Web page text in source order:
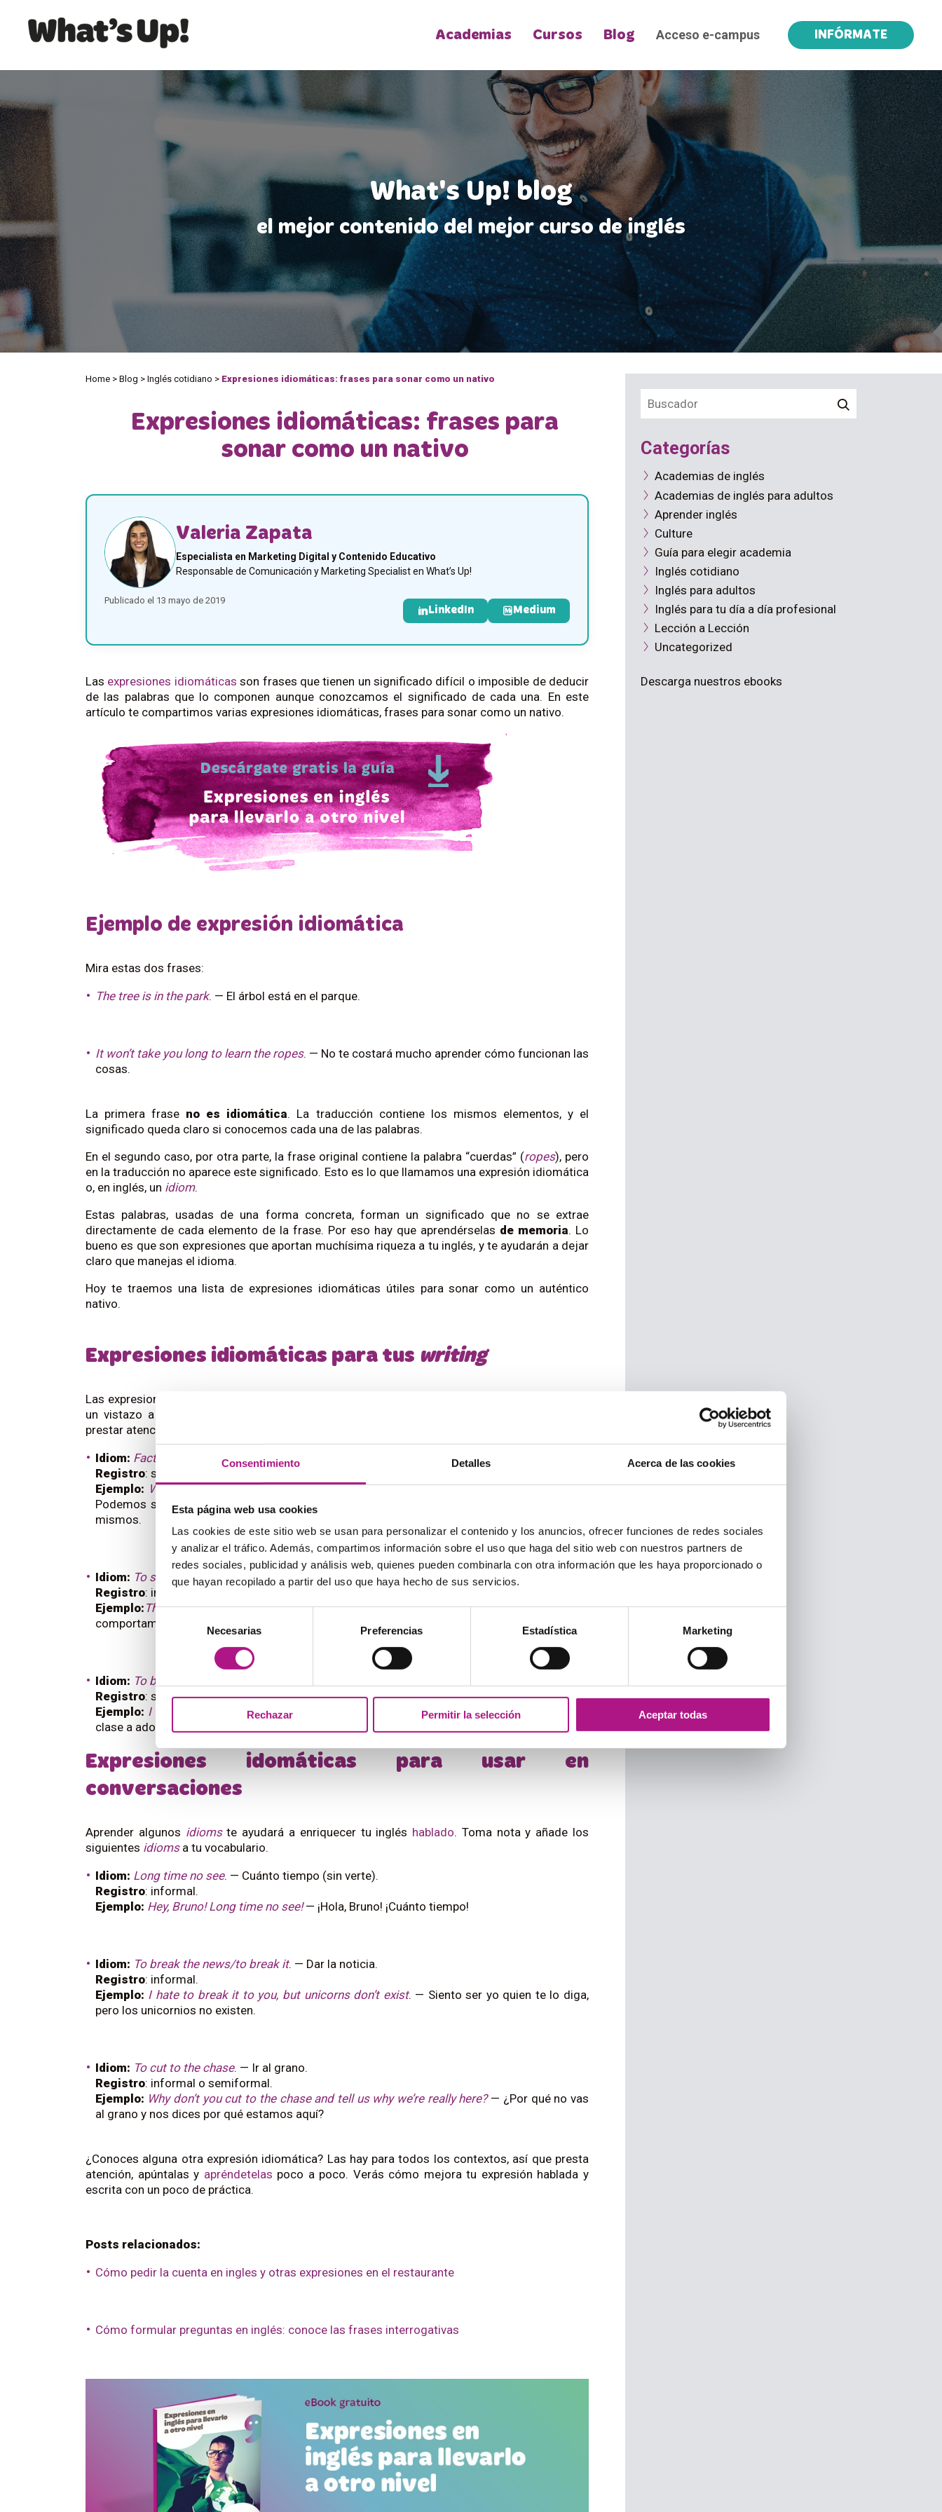
Consentimiento Detalles Acerca de las cookies
Esta página web usa cookies
Las cookies de este sitio web se usan para personalizar el contenido y los anuncios, ofrecer funciones de redes sociales
y analizar el tráfico. Además, compartimos información sobre el uso que haga del sitio web con nuestros partners de
redes sociales, publicidad y análisis web, quienes pueden combinarla con otra información que les haya proporcionado o
que hayan recopilado a partir del uso que haya hecho de sus servicios.
consentimiento
Necesarias Preferencias Estadística Marketing
Rechazar Permitir la selección Aceptar todas
Academias Cursos Blog Acceso e-campus INFÓRMATE
What's Up! blog
el mejor contenido del mejor curso de inglés
Home > Blog > Inglés cotidiano > Expresiones idiomáticas: frases para sonar como un nativo
Expresiones idiomáticas: frases para
sonar como un nativo
Valeria Zapata
Especialista en Marketing Digital y Contenido Educativo
Responsable de Comunicación y Marketing Specialist en What’s Up!
Publicado el 13 mayo de 2019
LinkedIn Medium
Las expresiones idiomáticas son frases que tienen un significado difícil o imposible de deducir
de las palabras que lo componen aunque conozcamos el significado de cada una. En este
artículo te compartimos varias expresiones idiomáticas, frases para sonar como un nativo.
Ejemplo de expresión idiomática
Mira estas dos frases:
The tree is in the park. — El árbol está en el parque.
It won’t take you long to learn the ropes. — No te costará mucho aprender cómo funcionan las
cosas.
La primera frase no es idiomática. La traducción contiene los mismos elementos, y el
significado queda claro si conocemos cada una de las palabras.
En el segundo caso, por otra parte, la frase original contiene la palabra “cuerdas” (ropes), pero
en la traducción no aparece este significado. Esto es lo que llamamos una expresión idiomática
o, en inglés, un idiom.
Estas palabras, usadas de una forma concreta, forman un significado que no se extrae
directamente de cada elemento de la frase. Por eso hay que aprendérselas de memoria. Lo
bueno es que son expresiones que aportan muchísima riqueza a tu inglés, y te ayudarán a dejar
claro que manejas el idioma.
Hoy te traemos una lista de expresiones idiomáticas útiles para sonar como un auténtico
nativo.
Expresiones idiomáticas para tus writing
Las expresiones idiomáticas también son importantes cuando te comunicas
un vistazo a estos ejemplos para añadir unas cuantas a tu lista de vocabulario. Recuerda
prestar atención al nivel de formalidad para utilizar la apropiada en cada texto.
Idiom: Facts speak for themselves. — Los hechos hablan por sí mismos.
Registro: semiformal o formal.
Ejemplo: We can keep ignoring the effects of pollution, but facts speak for themselves. —
Podemos seguir ignorando los efectos de la contaminación, pero los hechos hablan por sí
mismos.
Idiom: To speak volumes. — Ser muy esclarecedor, mostrar con claridad.
Registro: informal o semiformal.
Ejemplo: That kind of behaviour speaks volumes about what he’s really like in private. — Esos
comportamientos muestran con claridad cómo es de verdad en privado.
Idiom: To be on the same page
Registro: semiformal.
Ejemplo: I love teaching teenagers, I always feel we’re on the same page. — Me encanta dar
clase a adolescentes, siempre siento que estamos en la misma onda.
Expresiones idomáticas para usar en
conversaciones
Aprender algunos idiomste ayudará a enriquecer tu inglés hablado. Toma nota y añade los
siguientes idiomsa tu vocabulario.
Idiom: Long time no see. — Cuánto tiempo (sin verte).
Registro: informal.
Ejemplo: Hey, Bruno! Long time no see!— ¡Hola, Bruno! ¡Cuánto tiempo!
Idiom: To break the news/to break it. — Dar la noticia.
Registro: informal.
Ejemplo: I hate to break it to you, but unicorns don’t exist. — Siento ser yo quien te lo diga,
pero los unicornios no existen.
Idiom: To cut to the chase. — Ir al grano.
Registro: informal o semiformal.
Ejemplo: Why don’t you cut to the chase and tell us why we’re really here?— ¿Por qué no vas
al grano y nos dices por qué estamos aquí?
¿Conoces alguna otra expresión idiomática? Las hay para todos los contextos, así que presta
atención, apúntalas y apréndetelas poco a poco. Verás cómo mejora tu expresión hablada y
escrita con un poco de práctica.
Posts relacionados:
Cómo pedir la cuenta en ingles y otras expresiones en el restaurante
Cómo formular preguntas en inglés: conoce las frases interrogativas
Categorías
Academias de inglés
Academias de inglés para adultos
Aprender inglés
Culture
Guía para elegir academia
Inglés cotidiano
Inglés para adultos
Inglés para tu día a día profesional
Lección a Lección
Uncategorized
Descarga nuestros ebooks